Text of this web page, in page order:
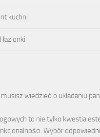
kuchni
wiedzieć o układaniu
to nie tylko kwestia
Wybór